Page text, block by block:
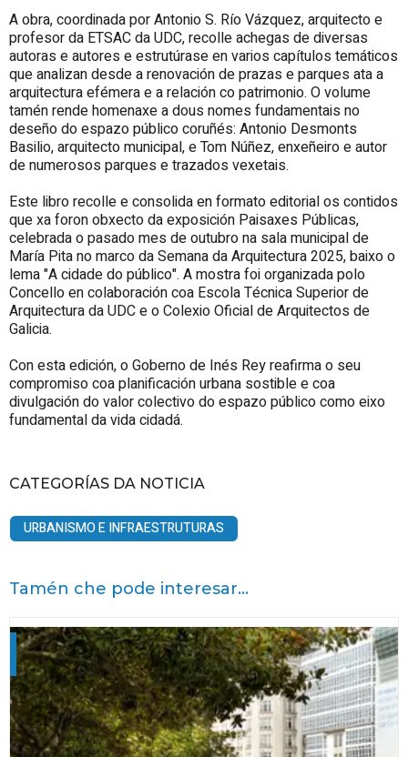
A obra, coordinada por Antonio S. Río Vázquez, arquitecto e
profesor da ETSAC da UDC, recolle achegas de diversas
autoras e autores e estrutúrase en varios capítulos temáticos
que analizan desde a renovación de prazas e parques ata a
arquitectura efémera e a relación co patrimonio. O volume
tamén rende homenaxe a dous nomes fundamentais no
deseño do espazo público coruñés: Antonio Desmonts
Basilio, arquitecto municipal, e Tom Núñez, enxeñeiro e autor
de numerosos parques e trazados vexetais.
Este libro recolle e consolida en formato editorial os contidos
que xa foron obxecto da exposición Paisaxes Públicas,
celebrada o pasado mes de outubro na sala municipal de
María Pita no marco da Semana da Arquitectura 2025, baixo o
lema "A cidade do público". A mostra foi organizada polo
Concello en colaboración coa Escola Técnica Superior de
Arquitectura da UDC e o Colexio Oficial de Arquitectos de
Galicia.
Con esta edición, o Goberno de Inés Rey reafirma o seu
compromiso coa planificación urbana sostible e coa
divulgación do valor colectivo do espazo público como eixo
fundamental da vida cidadá.
CATEGORÍAS DA NOTICIA
URBANISMO E INFRAESTRUTURAS
Tamén che pode interesar...